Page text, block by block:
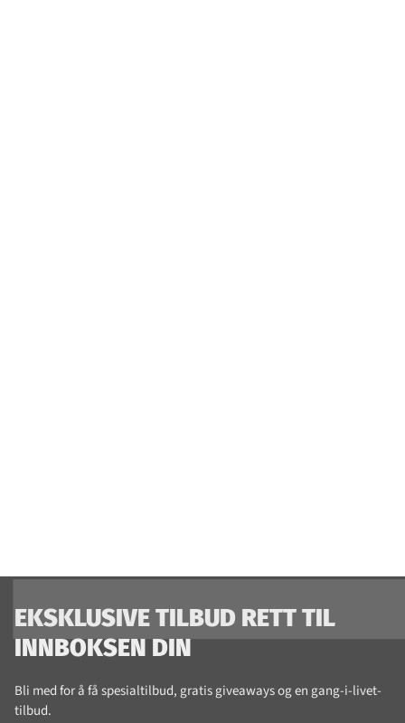
EKSKLUSIVE TILBUD RETT TIL
INNBOKSEN DIN
Bli med for å få spesialtilbud, gratis giveaways og en gang-i-livet-
tilbud.